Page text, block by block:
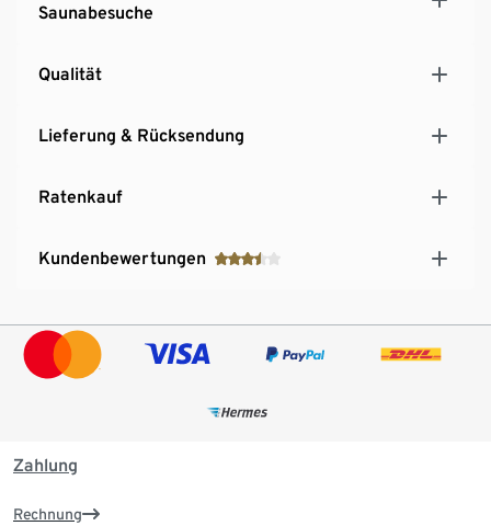
Saunabesuche
Qualität
Lieferung & Rücksendung
Ratenkauf
Kundenbewertungen
Zahlung
Rechnung